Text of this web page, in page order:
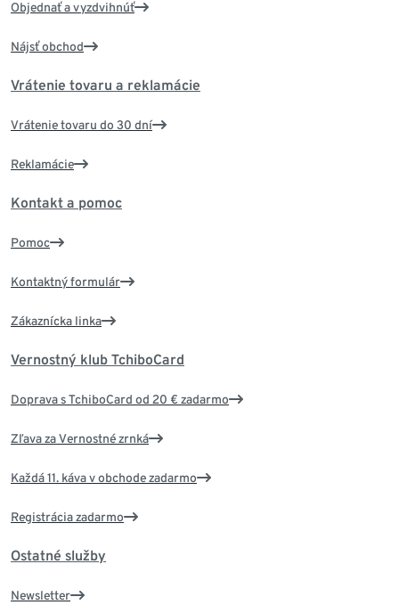
Objednať a vyzdvihnúť
Nájsť obchod
Vrátenie tovaru a reklamácie
Vrátenie tovaru do 30 dní
Reklamácie
Kontakt a pomoc
Pomoc
Kontaktný formulár
Zákaznícka linka
Vernostný klub TchiboCard
Doprava s TchiboCard od 20 € zadarmo
Zľava za Vernostné zrnká
Každá 11. káva v obchode zadarmo
Registrácia zadarmo
Ostatné služby
Newsletter